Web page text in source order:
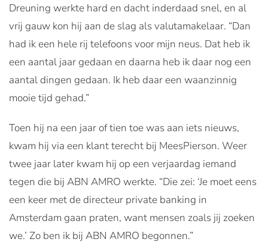
Dreuning werkte hard en dacht inderdaad snel, en al
vrij gauw kon hij aan de slag als valutamakelaar. “Dan
had ik een hele rij telefoons voor mijn neus. Dat heb ik
een aantal jaar gedaan en daarna heb ik daar nog een
aantal dingen gedaan. Ik heb daar een waanzinnig
mooie tijd gehad.”
Toen hij na een jaar of tien toe was aan iets nieuws,
kwam hij via een klant terecht bij MeesPierson. Weer
twee jaar later kwam hij op een verjaardag iemand
tegen die bij ABN AMRO werkte. “Die zei: ‘Je moet eens
een keer met de directeur private banking in
Amsterdam gaan praten, want mensen zoals jij zoeken
we.’ Zo ben ik bij ABN AMRO begonnen.”